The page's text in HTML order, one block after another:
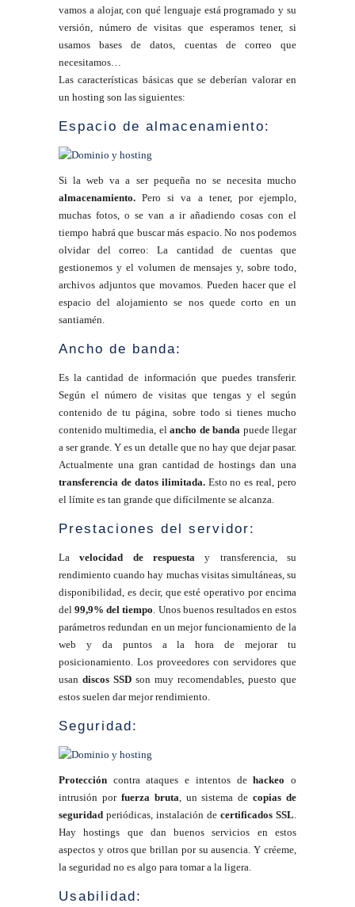
vamos a alojar, con qué lenguaje está programado y su
versión, número de visitas que esperamos tener, si
usamos bases de datos, cuentas de correo que
necesitamos…
Las características básicas que se deberían valorar en
un hosting son las siguientes:
Espacio de almacenamiento:
Si la web va a ser pequeña no se necesita mucho
almacenamiento. Pero si va a tener, por ejemplo,
muchas fotos, o se van a ir añadiendo cosas con el
tiempo habrá que buscar más espacio. No nos podemos
olvidar del correo: La cantidad de cuentas que
gestionemos y el volumen de mensajes y, sobre todo,
archivos adjuntos que movamos. Pueden hacer que el
espacio del alojamiento se nos quede corto en un
santiamén.
Ancho de banda:
Es la cantidad de información que puedes transferir.
Según el número de visitas que tengas y el según
contenido de tu página, sobre todo si tienes mucho
contenido multimedia, elancho de banda puede llegar
a ser grande. Y es un detalle que no hay que dejar pasar.
Actualmente una gran cantidad de hostings dan una
transferencia de datos ilimitada.Esto no es real, pero
el límite es tan grande que difícilmente se alcanza.
Prestaciones del servidor:
Lavelocidad de respuesta y transferencia, su
rendimiento cuando hay muchas visitas simultáneas, su
disponibilidad, es decir, que esté operativo por encima
del99,9% del tiempo. Unos buenos resultados en estos
parámetros redundan en un mejor funcionamiento de la
web y da puntos a la hora de mejorar tu
posicionamiento. Los proveedores con servidores que
usan discos SSD son muy recomendables, puesto que
estos suelen dar mejor rendimiento.
Seguridad:
Protección contra ataques e intentos dehackeo o
intrusión por fuerza bruta, un sistema decopias de
seguridad periódicas, instalación de certificados SSL.
Hay hostings que dan buenos servicios en estos
aspectos y otros que brillan por su ausencia. Y créeme,
la seguridad no es algo para tomar a la ligera.
Usabilidad: